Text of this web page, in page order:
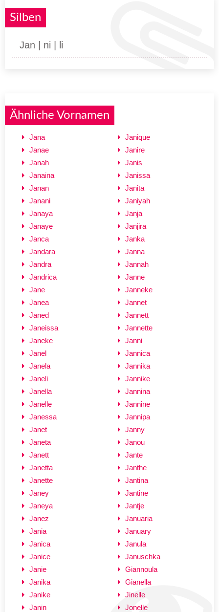
Silben
Jan | ni | li
Ähnliche Vornamen
Jana
Janae
Janah
Janaina
Janan
Janani
Janaya
Janaye
Janca
Jandara
Jandra
Jandrica
Jane
Janea
Janed
Janeissa
Janeke
Janel
Janela
Janeli
Janella
Janelle
Janessa
Janet
Janeta
Janett
Janetta
Janette
Janey
Janeya
Janez
Jania
Janica
Janice
Janie
Janika
Janike
Janin
Janique
Janire
Janis
Janissa
Janita
Janiyah
Janja
Janjira
Janka
Janna
Jannah
Janne
Janneke
Jannet
Jannett
Jannette
Janni
Jannica
Jannika
Jannike
Jannina
Jannine
Jannipa
Janny
Janou
Jante
Janthe
Jantina
Jantine
Jantje
Januaria
January
Janula
Januschka
Giannoula
Gianella
Jinelle
Jonelle